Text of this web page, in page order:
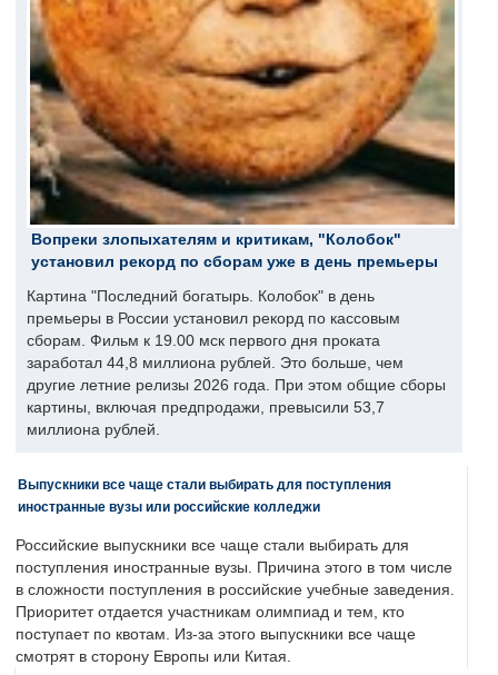
Вопреки злопыхателям и критикам, "Колобок"
установил рекорд по сборам уже в день премьеры
Картина "Последний богатырь. Колобок" в день
премьеры в России установил рекорд по кассовым
сборам. Фильм к 19.00 мск первого дня проката
заработал 44,8 миллиона рублей. Это больше, чем
другие летние релизы 2026 года. При этом общие сборы
картины, включая предпродажи, превысили 53,7
миллиона рублей.
Выпускники все чаще стали выбирать для поступления
иностранные вузы или российские колледжи
Российские выпускники все чаще стали выбирать для
поступления иностранные вузы. Причина этого в том числе
в сложности поступления в российские учебные заведения.
Приоритет отдается участникам олимпиад и тем, кто
поступает по квотам. Из-за этого выпускники все чаще
смотрят в сторону Европы или Китая.